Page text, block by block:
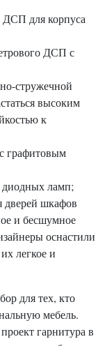
ДСП для корпуса
ДСП с
стружечной
высоким
к
графитовым
ламп;
дверей шкафов
и бесшумное
оснастили
легкое и
для тех, кто
мебель.
гарнитура в